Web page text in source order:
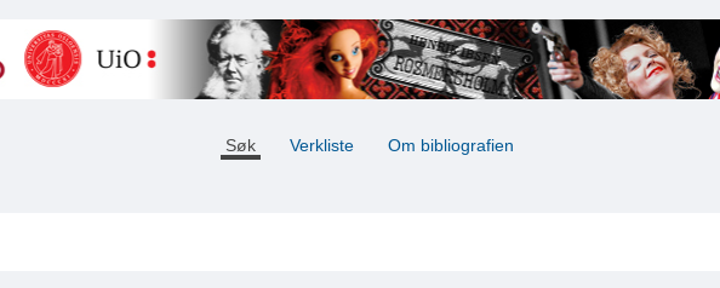
Søk Verkliste Om bibliografien